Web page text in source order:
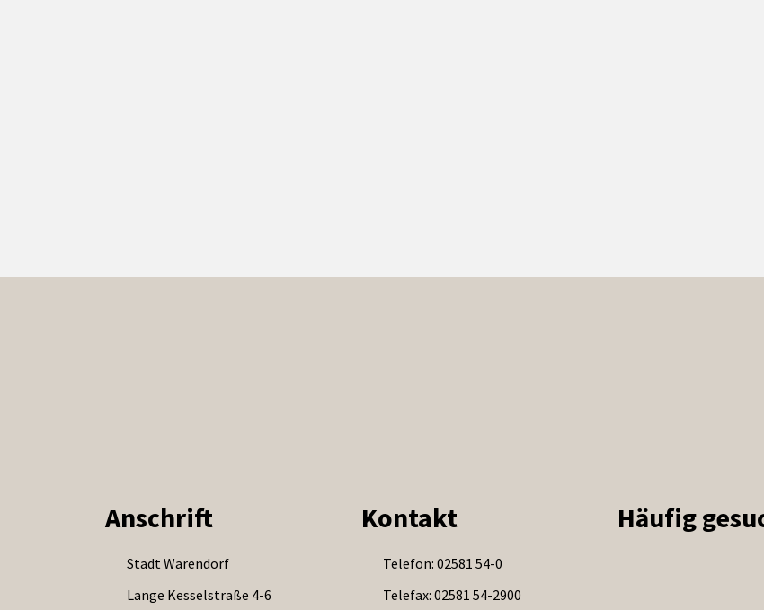
Anschrift
Stadt Warendorf
Lange Kesselstraße 4-6
Kontakt
Telefon: 02581 54-0
Telefax: 02581 54-2900
Häufig